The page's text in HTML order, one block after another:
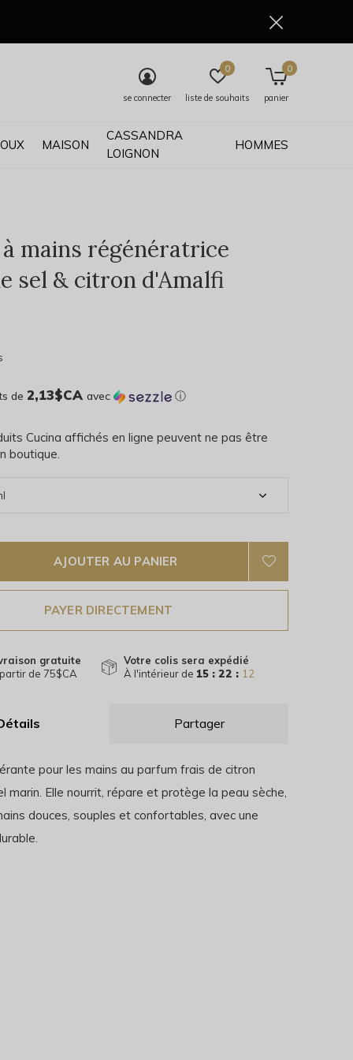
MAISON
CASSANDRA
LOIGNON
HOMMES
se connecter liste de souhaits
0
panier
0
mains régénératrice
sel & citron d'Amalfi
de 2,13$CA avec ⓘ
Cucina affichés en ligne peuvent ne pas être
boutique.
AJOUTER AU PANIER
PAYER DIRECTEMENT
gratuite
de 75$CA
Votre colis sera expédié
À l'intérieur de 15 : 22 : 11
Partager
pour les mains au parfum frais de citron
marin. Elle nourrit, répare et protège la peau sèche,
douces, souples et confortables, avec une